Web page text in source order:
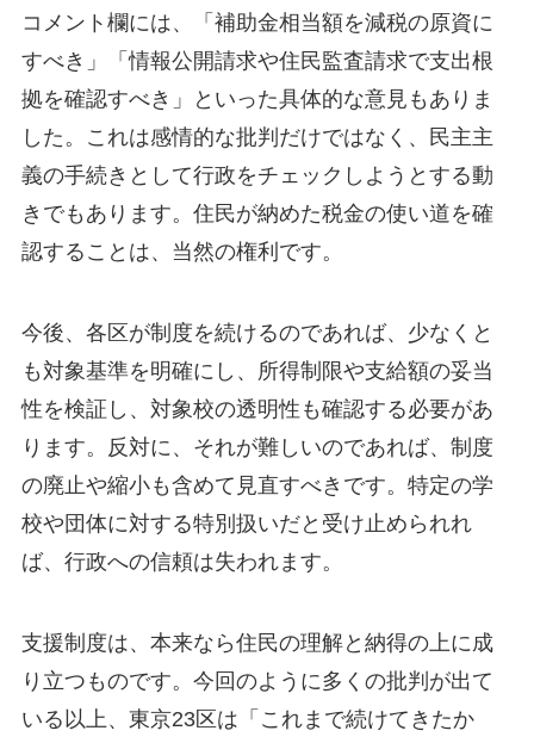
コメント欄には、「補助金相当額を減税の原資に
すべき」「情報公開請求や住民監査請求で支出根
拠を確認すべき」といった具体的な意見もありま
した。これは感情的な批判だけではなく、民主主
義の手続きとして行政をチェックしようとする動
きでもあります。住民が納めた税金の使い道を確
認することは、当然の権利です。
今後、各区が制度を続けるのであれば、少なくと
も対象基準を明確にし、所得制限や支給額の妥当
性を検証し、対象校の透明性も確認する必要があ
ります。反対に、それが難しいのであれば、制度
の廃止や縮小も含めて見直すべきです。特定の学
校や団体に対する特別扱いだと受け止められれ
ば、行政への信頼は失われます。
支援制度は、本来なら住民の理解と納得の上に成
り立つものです。今回のように多くの批判が出て
いる以上、東京23区は「これまで続けてきたか